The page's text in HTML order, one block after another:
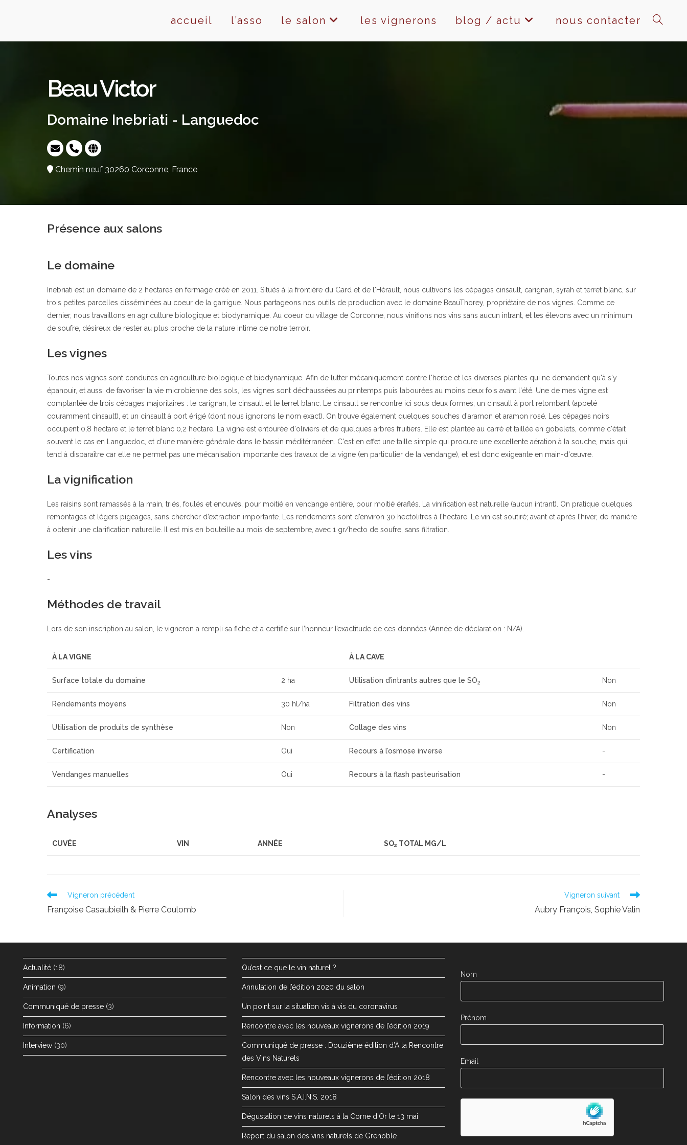
accueil l’asso le salon les vignerons blog / actu nous contacter toggle
search
Beau Victor
Domaine Inebriati - Languedoc
Chemin neuf 30260 Corconne, France
Présence aux salons
Le domaine
Inebriati est un domaine de 2 hectares en fermage créé en 2011. Situés à la frontière du Gard et de l'Hérault, nous cultivons les cépages cinsault, carignan, syrah et terret blanc, sur
trois petites parcelles disséminées au coeur de la garrigue. Nous partageons nos outils de production avec le domaine BeauThorey, propriétaire de nos vignes. Comme ce
dernier, nous travaillons en agriculture biologique et biodynamique. Au coeur du village de Corconne, nous vinifions nos vins sans aucun intrant, et les élevons avec un minimum
de soufre, désireux de rester au plus proche de la nature intime de notre terroir.
Les vignes
Toutes nos vignes sont conduites en agriculture biologique et biodynamique. Afin de lutter mécaniquement contre l'herbe et les diverses plantes qui ne demandent qu'à s'y
épanouir, et aussi de favoriser la vie microbienne des sols, les vignes sont déchaussées au printemps puis labourées au moins deux fois avant l'été. Une de mes vigne est
complantée de trois cépages majoritaires : le carignan, le cinsault et le terret blanc. Le cinsault se rencontre ici sous deux formes, un cinsault à port retombant (appelé
couramment cinsault), et un cinsault à port érigé (dont nous ignorons le nom exact). On trouve également quelques souches d'aramon et aramon rosé. Les cépages noirs
occupent 0,8 hectare et le terret blanc 0,2 hectare. La vigne est entourée d'oliviers et de quelques arbres fruitiers. Elle est plantée au carré et taillée en gobelets, comme c'était
souvent le cas en Languedoc, et d'une manière générale dans le bassin méditérranéen. C'est en effet une taille simple qui procure une excellente aération à la souche, mais qui
tend à disparaître car elle ne permet pas une mécanisation importante des travaux de la vigne (en particulier de la vendange), et est donc exigeante en main-d'œuvre.
La vignification
Les raisins sont ramassés à la main, triés, foulés et encuvés, pour moitié en vendange entière, pour moitié éraflés. La vinification est naturelle (aucun intrant). On pratique quelques
remontages et légers pigeages, sans chercher d’extraction importante. Les rendements sont d’environ 30 hectolitres à l’hectare. Le vin est soutiré; avant et après l’hiver, de manière
à obtenir une clarification naturelle. Il est mis en bouteille au mois de septembre, avec 1 gr/hecto de soufre, sans filtration.
Les vins
-
Méthodes de travail
Lors de son inscription au salon, le vigneron a rempli sa fiche et a certifié sur l’honneur l’exactitude de ces données (Année de déclaration : N/A).
À LA VIGNE À LA CAVE
Surface totale du domaine 2 ha Utilisation d’intrants autres que le SO2 Non
Rendements moyens 30 hl/ha Filtration des vins Non
Utilisation de produits de synthèse Non Collage des vins Non
Certification Oui Recours à l’osmose inverse -
Vendanges manuelles Oui Recours à la flash pasteurisation -
Analyses
CUVÉE VIN ANNÉE SO2 TOTAL MG/L
Read
articles
Vigneron précédent
Françoise Casaubieilh & Pierre Coulomb
Vigneron suivant
Aubry François, Sophie Valin
Actualité (18)
Animation (9)
Communiqué de presse (3)
Information (6)
Interview (30)
Qu’est ce que le vin naturel ?
Annulation de l’édition 2020 du salon
Un point sur la situation vis à vis du coronavirus
Rencontre avec les nouveaux vignerons de l’édition 2019
Communiqué de presse : Douzième édition d’À la Rencontre
des Vins Naturels
Rencontre avec les nouveaux vignerons de l’édition 2018
Salon des vins S.A.I.N.S. 2018
Dégustation de vins naturels à la Corne d’Or le 13 mai
Report du salon des vins naturels de Grenoble
Nom
Prénom
Email